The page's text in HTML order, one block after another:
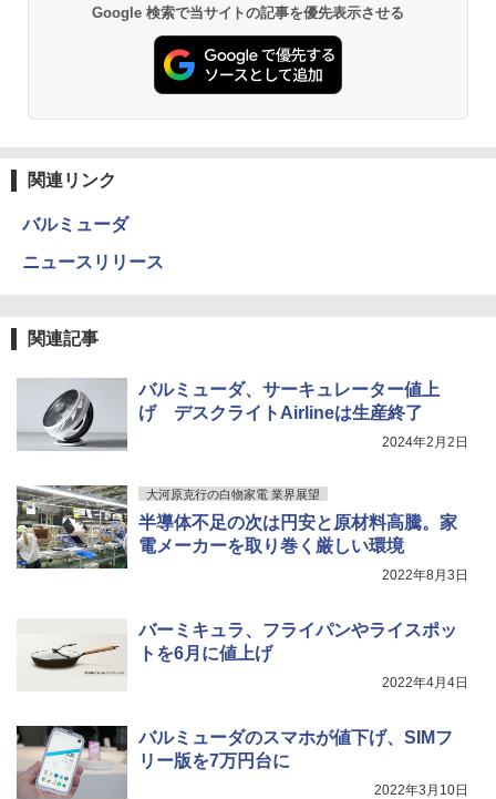
Google 検索で当サイトの記事を優先表示させる
関連リンク
バルミューダ
ニュースリリース
関連記事
バルミューダ、サーキュレーター値上
げ デスクライトAirlineは生産終了
2024年2月2日
大河原克行の白物家電 業界展望
半導体不足の次は円安と原材料高騰。家
電メーカーを取り巻く厳しい環境
2022年8月3日
バーミキュラ、フライパンやライスポッ
トを6月に値上げ
2022年4月4日
バルミューダのスマホが値下げ、SIMフ
リー版を7万円台に
2022年3月10日